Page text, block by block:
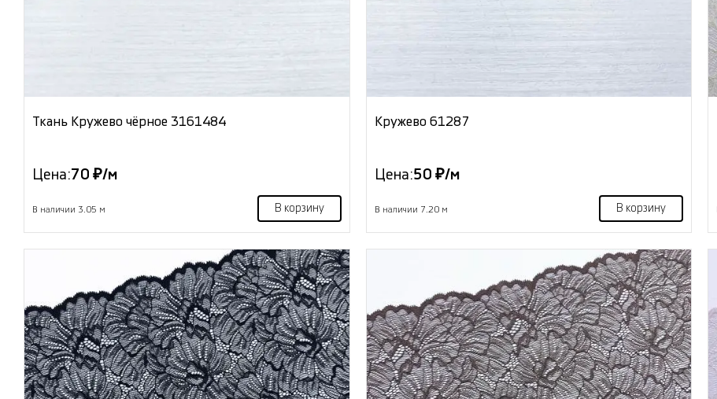
Ткань Кружево чёрное 3161484
Цена:70 ₽/м
В наличии 3.05 м В корзину
Кружево 61287
Цена:50 ₽/м
В наличии 7.20 м В корзину